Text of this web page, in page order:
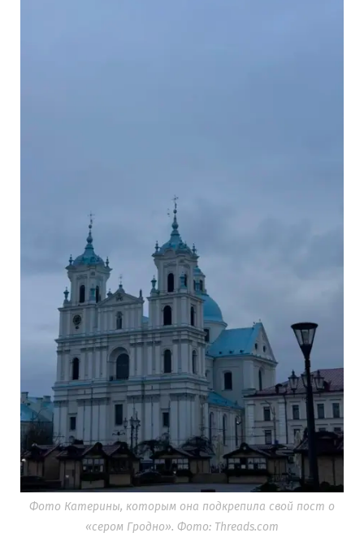
Фото Катерины, которым она подкрепила свой пост о
«сером Гродно». Фото: Threads.com